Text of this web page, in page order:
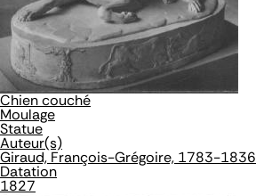
Chien couché
Moulage
Statue
Auteur(s)
Giraud, François-Grégoire, 1783-1836
Datation
1827